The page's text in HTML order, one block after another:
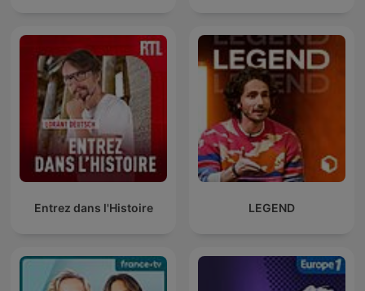
Entrez dans l'Histoire LEGEND